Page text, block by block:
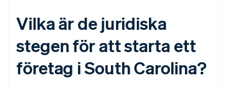
Vilka är de juridiska
stegen för att starta ett
företag i South Carolina?